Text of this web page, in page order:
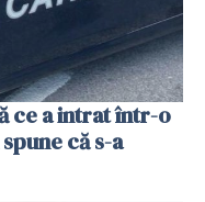
ce a intrat într-o
că s-a